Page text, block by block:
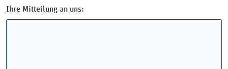
Ihre Mitteilung an uns: